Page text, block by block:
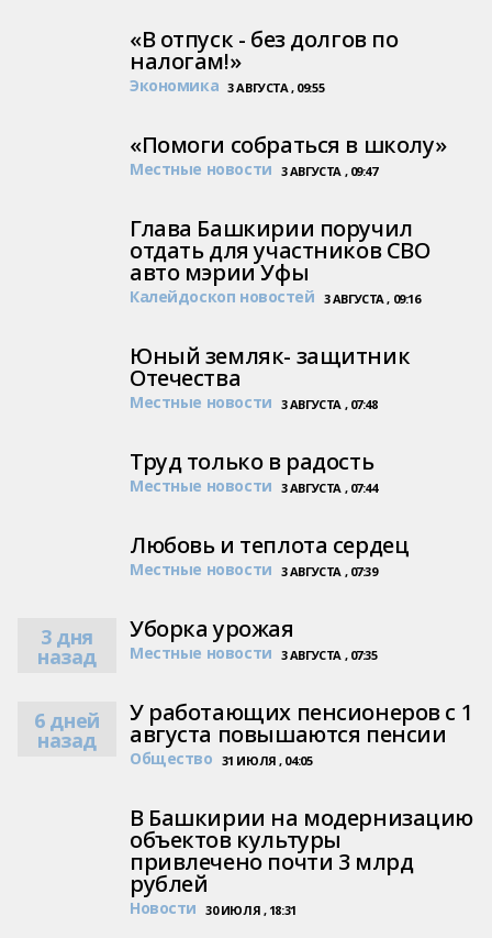
«В отпуск - без долгов по
налогам!»
Экономика 3 АВГУСТА , 09:55
«Помоги собраться в школу»
Местные новости 3 АВГУСТА , 09:47
Глава Башкирии поручил
отдать для участников СВО
авто мэрии Уфы
Калейдоскоп новостей 3 АВГУСТА , 09:16
Юный земляк- защитник
Отечества
Местные новости 3 АВГУСТА , 07:48
Труд только в радость
Местные новости 3 АВГУСТА , 07:44
Любовь и теплота сердец
Местные новости 3 АВГУСТА , 07:39
3 дня
назад
Уборка урожая
Местные новости 3 АВГУСТА , 07:35
6 дней
назад
У работающих пенсионеров с 1
августа повышаются пенсии
Общество 31 ИЮЛЯ , 04:05
В Башкирии на модернизацию
объектов культуры
привлечено почти 3 млрд
рублей
Новости 30 ИЮЛЯ , 18:31